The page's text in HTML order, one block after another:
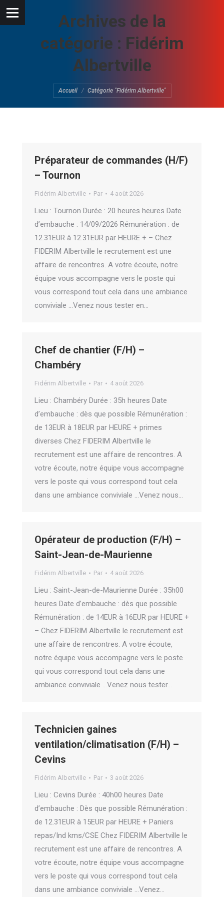
Archives de la
catégorie : Fidérim
Albertville
Vous êtes ici :
Accueil Catégorie "Fidérim Albertville"
Préparateur de commandes (H/F)
– Tournon
Fidérim Albertville Par 4 août 2026
Lieu : Tournon Durée : 20 heures heures Date
d’embauche : 14/09/2026 Rémunération : de
12.31EUR à 12.31EUR par HEURE + – Chez
FIDERIM Albertville le recrutement est une
affaire de rencontres. A votre écoute, notre
équipe vous accompagne vers le poste qui
vous correspond tout cela dans une ambiance
conviviale …Venez nous tester en…
Chef de chantier (F/H) –
Chambéry
Fidérim Albertville Par 4 août 2026
Lieu : Chambéry Durée : 35h heures Date
d’embauche : dès que possible Rémunération :
de 13EUR à 18EUR par HEURE + primes
diverses Chez FIDERIM Albertville le
recrutement est une affaire de rencontres. A
votre écoute, notre équipe vous accompagne
vers le poste qui vous correspond tout cela
dans une ambiance conviviale …Venez nous…
Opérateur de production (F/H) –
Saint-Jean-de-Maurienne
Fidérim Albertville Par 4 août 2026
Lieu : Saint-Jean-de-Maurienne Durée : 35h00
heures Date d’embauche : dès que possible
Rémunération : de 14EUR à 16EUR par HEURE +
– Chez FIDERIM Albertville le recrutement est
une affaire de rencontres. A votre écoute,
notre équipe vous accompagne vers le poste
qui vous correspond tout cela dans une
ambiance conviviale …Venez nous tester…
Technicien gaines
ventilation/climatisation (F/H) –
Cevins
Fidérim Albertville Par 3 août 2026
Lieu : Cevins Durée : 40h00 heures Date
d’embauche : Dès que possible Rémunération :
de 12.31EUR à 15EUR par HEURE + Paniers
repas/Ind kms/CSE Chez FIDERIM Albertville le
recrutement est une affaire de rencontres. A
votre écoute, notre équipe vous accompagne
vers le poste qui vous correspond tout cela
dans une ambiance conviviale …Venez…